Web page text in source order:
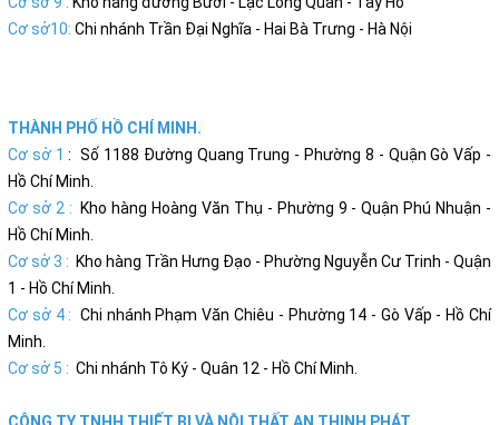
Cơ sở10: Chi nhánh Trần Đại Nghĩa - Hai Bà Trưng - Hà Nội
THÀNH PHỐ HỒ CHÍ MINH.
Cơ sở 1: Số 1188 Đường Quang Trung - Phường 8 - Quận Gò Vấp -
Hồ Chí Minh.
Cơ sở 2 : Kho hàng Hoàng Văn Thụ - Phường 9 - Quận Phú Nhuận -
Hồ Chí Minh.
Cơ sở 3 : Kho hàng Trần Hưng Đạo - Phường Nguyễn Cư Trinh - Quận
1 - Hồ Chí Minh.
Cơ sở 4 : Chi nhánh Phạm Văn Chiêu - Phường 14 - Gò Vấp - Hồ Chí
Minh.
Cơ sở 5 : Chi nhánh Tô Ký - Quân 12 - Hồ Chí Minh.